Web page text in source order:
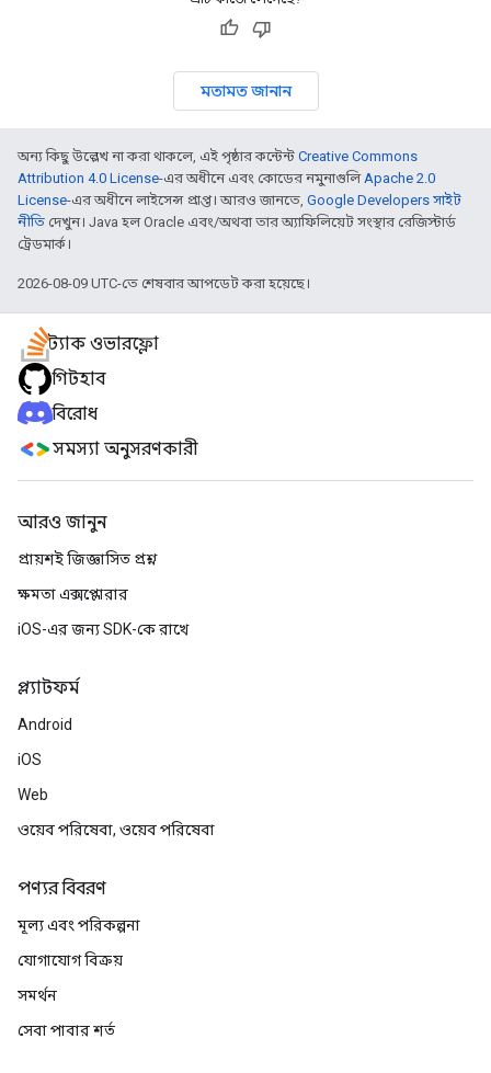
মতামত জানান
অন্য কিছু উল্লেখ না করা থাকলে, এই পৃষ্ঠার কন্টেন্ট Creative Commons
Attribution 4.0 License-এর অধীনে এবং কোডের নমুনাগুলি Apache 2.0
License-এর অধীনে লাইসেন্স প্রাপ্ত। আরও জানতে, Google Developers সাইট
নীতি দেখুন। Java হল Oracle এবং/অথবা তার অ্যাফিলিয়েট সংস্থার রেজিস্টার্ড
ট্রেডমার্ক।
2026-08-09 UTC-তে শেষবার আপডেট করা হয়েছে।
স্ট্যাক ওভারফ্লো
গিটহাব
বিরোধ
সমস্যা অনুসরণকারী
আরও জানুন
প্রায়শই জিজ্ঞাসিত প্রশ্ন
ক্ষমতা এক্সপ্লোরার
iOS-এর জন্য SDK-কে রাখে
প্ল্যাটফর্ম
Android
iOS
Web
ওয়েব পরিষেবা, ওয়েব পরিষেবা
পণ্যর বিবরণ
মূল্য এবং পরিকল্পনা
যোগাযোগ বিক্রয়
সমর্থন
সেবা পাবার শর্ত